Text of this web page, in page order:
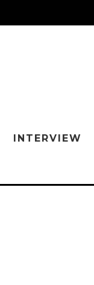
INTERVIEW